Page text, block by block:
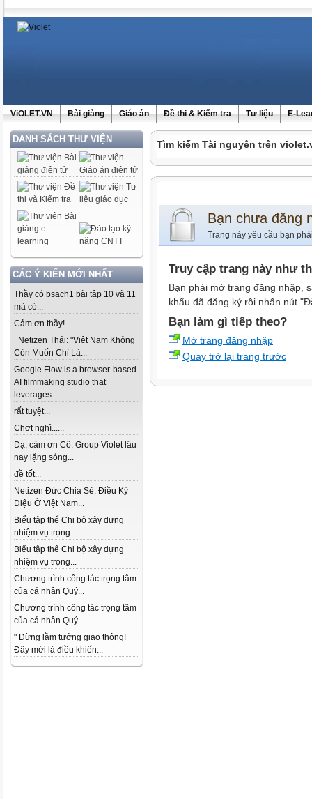
ViOLET.VN Bài giảng Giáo án Đề thi & Kiểm tra Tư liệu E-
DANH SÁCH THƯ VIỆN
CÁC Ý KIẾN MỚI NHẤT
Thầy có bsach1 bài tập 10 và 11
mà có...
Cảm ơn thầy!...
Netizen Thái: "Việt Nam Không
Còn Muốn Chỉ Là...
Google Flow is a browser-based
AI filmmaking studio that
leverages...
rất tuyệt...
Chợt nghĩ......
Dạ, cảm ơn Cô. Group Violet lâu
nay lặng sóng...
đề tốt...
Netizen Đức Chia Sẻ: Điều Kỳ
Diệu Ở Việt Nam...
Biểu tập thể Chi bộ xây dựng
nhiệm vụ trọng...
Biểu tập thể Chi bộ xây dựng
nhiệm vụ trọng...
Chương trình công tác trọng tâm
của cá nhân Quý...
Chương trình công tác trọng tâm
của cá nhân Quý...
" Đừng lầm tưởng giao thông!
Đây mới là điều khiến...
Tìm kiếm Tài nguyên trên
Bạn chưa đăng
Trang này yêu cầu bạn
Truy cập trang này như
Bạn phải mở trang đăng nhập,
khẩu đã đăng ký rồi nhấn nút
Bạn làm gì tiếp theo?
Mở trang đăng nhập
Quay trở lại trang trước